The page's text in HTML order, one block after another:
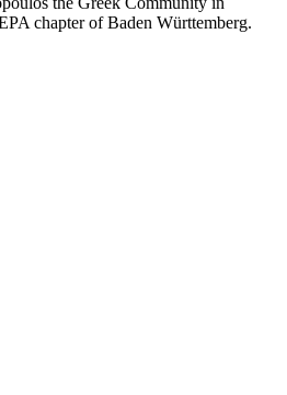
chapter of Baden Württemberg.